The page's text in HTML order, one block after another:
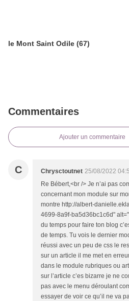
le Mont Saint Odile (67)
Commentaires
Ajouter un commentaire
C Chrysctoutnet 25/08/2022
Re Bébert,<br /> Je n’ai pas
concernant mon module sur
montre http://albert-
4699-8a9f-ba5d36bc1c6d"
du temps pour faire ton blog
de temps. Tu vois le dernier
réussi avec un peu de css le
sur un article il me met en
dans le module rubriques ou
sur l’article c’es bizarre je ne
pas avec le menu déroulant
essayer de voir ce qu’il ne va